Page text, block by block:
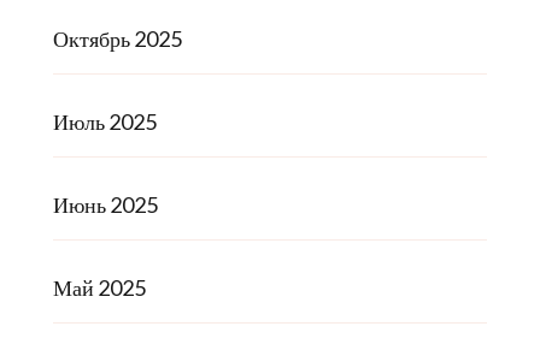
Октябрь 2025
Июль 2025
Июнь 2025
Май 2025